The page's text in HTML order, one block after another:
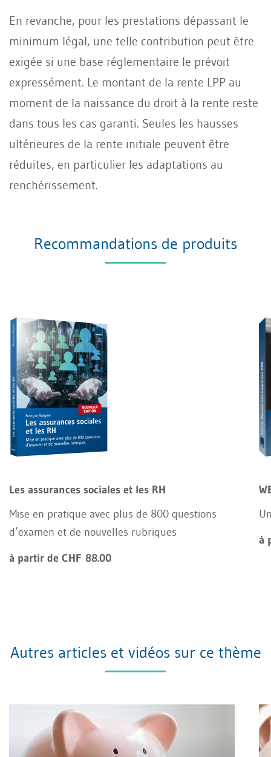
En revanche, pour les prestations dépassant le
minimum légal, une telle contribution peut être
exigée si une base réglementaire le prévoit
expressément. Le montant de la rente LPP au
moment de la naissance du droit à la rente reste
dans tous les cas garanti. Seules les hausses
ultérieures de la rente initiale peuvent être
réduites, en particulier les adaptations au
renchérissement.
Recommandations de produits
Les assurances sociales et les RH
Mise en pratique avec plus de 800 questions
d’examen et de nouvelles rubriques
à partir de CHF 88.00
à
Autres articles et vidéos sur ce thème